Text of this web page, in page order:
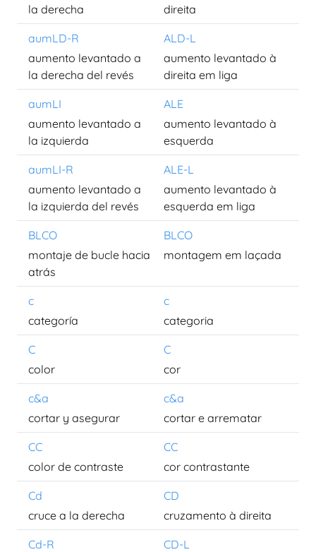
la derecha direita
aumLD-R
ALD-L
aumento levantado a
la derecha del revés
aumento levantado à
direita em liga
aumLI
ALE
aumento levantado a
la izquierda
aumento levantado à
esquerda
aumLI-R
ALE-L
aumento levantado a
la izquierda del revés
aumento levantado à
esquerda em liga
BLCO
BLCO
montaje de bucle hacia
atrás
montagem em laçada
c
c
categoría
categoria
C
C
color
cor
c&a
c&a
cortar y asegurar
cortar e arrematar
CC
CC
color de contraste
cor contrastante
Cd
CD
cruce a la derecha
cruzamento à direita
Cd-R
CD-L